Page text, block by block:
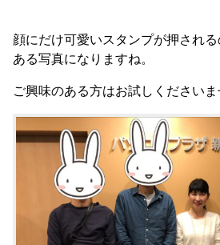
顔にだけ可愛いスタンプが押され
ある写真になりますね。
ご興味のある方はお試しくださいま